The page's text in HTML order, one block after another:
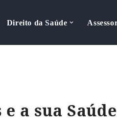
Direito da Saúde
a sua Saúde